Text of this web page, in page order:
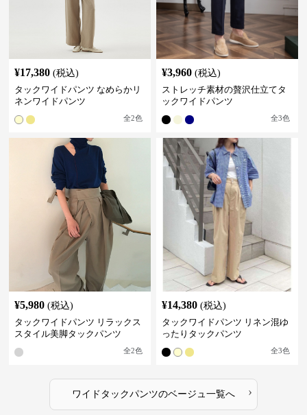
¥17,380 (税込)
タックワイドパンツ なめらかリ
ネンワイドパンツ
全2色
¥3,960 (税込)
ストレッチ素材の贅沢仕立てタ
ックワイドパンツ
全3色
¥5,980 (税込)
タックワイドパンツ リラックス
スタイル美脚タックパンツ
全2色
¥14,380 (税込)
タックワイドパンツ リネン混ゆ
ったりタックパンツ
全3色
ワイドタックパンツのベージュ一覧へ ›